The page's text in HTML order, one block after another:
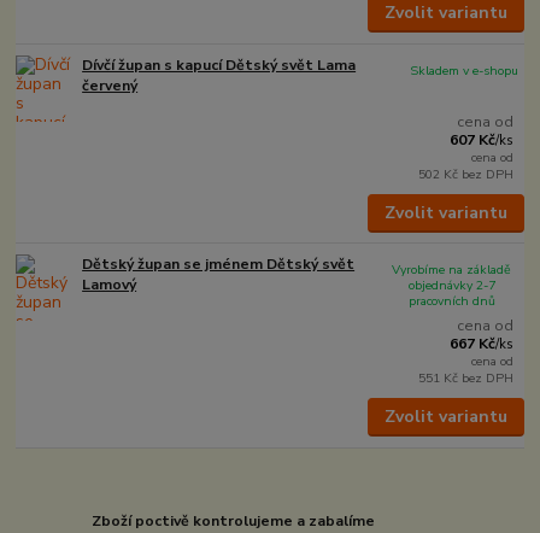
Zvolit variantu
Dívčí župan s kapucí Dětský svět Lama
červený
cena od
607 Kč/ks
cena od
502 Kč bez DPH
Skladem v e-shopu
Zvolit variantu
Dětský župan se jménem Dětský svět
Lamový
cena od
667 Kč/ks
cena od
551 Kč bez DPH
Vyrobíme na základě
objednávky 2-7
pracovních dnů
Zvolit variantu
Zboží poctivě kontrolujeme a zabalíme